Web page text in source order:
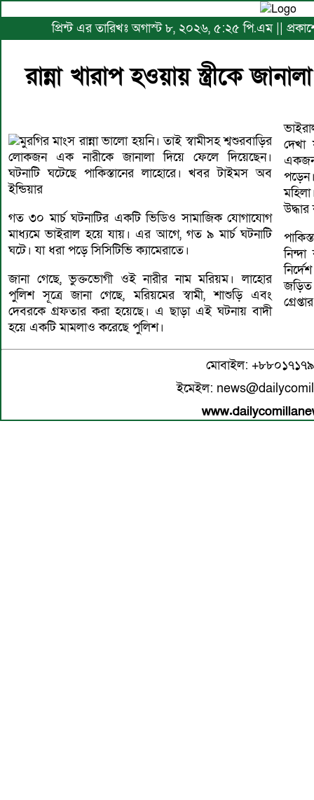
প্রিন্ট এর তারিখঃ অগাস্ট ৮, ২০২৬, ৫:২৫ পি.এম ||
রান্না খারাপ হওয়ায় স্ত্রীকে
মুরগির মাংস রান্না ভালো হয়নি। তাই স্বামীসহ শ্বশুরবাড়ির
লোকজন এক নারীকে জানালা দিয়ে ফেলে দিয়েছেন।
ঘটনাটি ঘটেছে পাকিস্তানের লাহোরে। খবর টাইমস অব
ইন্ডিয়ার
গত ৩০ মার্চ ঘটনাটির একটি ভিডিও সামাজিক যোগাযোগ
মাধ্যমে ভাইরাল হয়ে যায়। এর আগে, গত ৯ মার্চ ঘটনাটি
ঘটে। যা ধরা পড়ে সিসিটিভি ক্যামেরাতে।
জানা গেছে, ভুক্তভোগী ওই নারীর নাম মরিয়ম। লাহোর
পুলিশ সূত্রে জানা গেছে, মরিয়মের স্বামী, শাশুড়ি এবং
দেবরকে গ্রফতার করা হয়েছে। এ ছাড়া এই ঘটনায় বাদী
হয়ে একটি মামলাও করেছে পুলিশ।
দেখা
মোবাইল:
ইমেইল: